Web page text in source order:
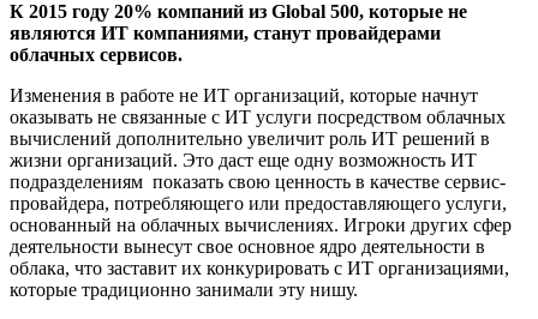
К 2015 году 20% компаний из Global 500, которые не
являются ИТ компаниями, станут провайдерами
облачных сервисов.
Изменения в работе не ИТ организаций, которые начнут
оказывать не связанные с ИТ услуги посредством облачных
вычислений дополнительно увеличит роль ИТ решений в
жизни организаций. Это даст еще одну возможность ИТ
подразделениям показать свою ценность в качестве сервис-
провайдера, потребляющего или предоставляющего услуги,
основанный на облачных вычислениях. Игроки других сфер
деятельности вынесут свое основное ядро деятельности в
облака, что заставит их конкурировать с ИТ организациями,
которые традиционно занимали эту нишу.